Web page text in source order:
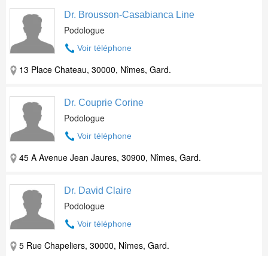
Dr. Brousson-Casabianca Line
Podologue
Voir téléphone
13 Place Chateau, 30000, Nîmes, Gard.
Dr. Couprie Corine
Podologue
Voir téléphone
45 A Avenue Jean Jaures, 30900, Nîmes, Gard.
Dr. David Claire
Podologue
Voir téléphone
5 Rue Chapeliers, 30000, Nîmes, Gard.